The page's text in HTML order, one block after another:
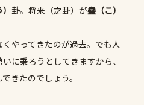
）卦。将来（之卦）が蠱（こ）
やってきたのが過去。でも人
に乗ろうとしてきますから、
きたのでしょう。